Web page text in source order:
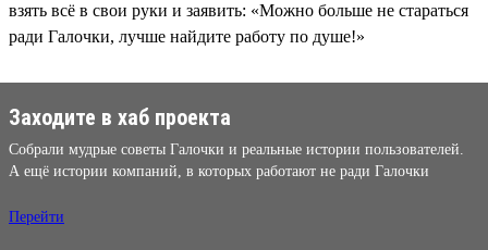
взять всё в свои руки и заявить: «Можно больше не стараться
ради Галочки, лучше найдите работу по душе!»
Заходите в хаб проекта
Собрали мудрые советы Галочки и реальные истории пользователей.
А ещё истории компаний, в которых работают не ради Галочки
Перейти